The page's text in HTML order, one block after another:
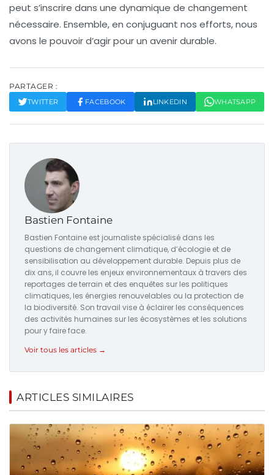
peut s’inscrire dans une dynamique de changement
nécessaire. Ensemble, en conjuguant nos efforts, nous
avons le pouvoir d’agir pour un avenirdurable.
PARTAGER :
TWITTER FACEBOOK LINKEDIN WHATSAPP
Bastien Fontaine
Bastien Fontaine est journaliste spécialisé dans les
questions de changement climatique, d’écologie et de
sensibilisation au développement durable. Depuis plus de
dix ans, il couvre les enjeux environnementaux à travers des
reportages de terrain et des enquêtes sur les politiques
climatiques, les énergies renouvelables ou la protection de
la biodiversité. Son travail vise à éclairer les conséquences
des activités humaines sur les écosystèmes et les solutions
pour y faire face.
Voir tous les articles →
ARTICLES SIMILAIRES